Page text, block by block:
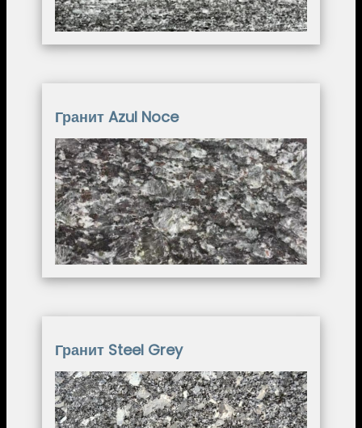
Гранит Azul Noce
Image
Гранит Steel Grey
Image